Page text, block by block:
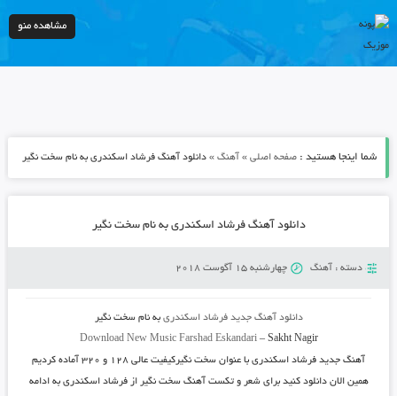
مشاهده منو
شما اینجا هستید : صفحه اصلی» آهنگ» دانلود آهنگ فرشاد اسکندری به نام سخت نگیر
دانلود آهنگ فرشاد اسکندری به نام سخت نگیر
دسته : آهنگ چهارشنبه 15 آگوست 2018
دانلود آهنگ جدید فرشاد اسکندری به نامسخت نگیر
Download New Music Farshad Eskandari– Sakht Nagir
آهنگ جدید فرشاد اسکندریبا عنوان سخت نگیر کیفیت عالی ۱۲۸ و ۳۲۰ آماده کردیم
همین الان دانلود کنید برای شعر و تکست آهنگ سخت نگیر از فرشاد اسکندری به ادامه